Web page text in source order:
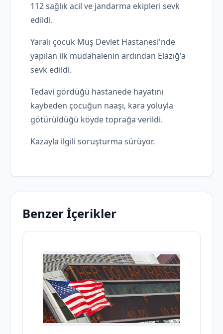
112 sağlık acil ve jandarma ekipleri sevk
edildi.
Yaralı çocuk Muş Devlet Hastanesi'nde
yapılan ilk müdahalenin ardından Elazığ'a
sevk edildi.
Tedavi gördüğü hastanede hayatını
kaybeden çocuğun naaşı, kara yoluyla
götürüldüğü köyde toprağa verildi.
Kazayla ilgili soruşturma sürüyor.
Benzer İçerikler